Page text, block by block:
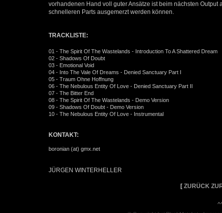
vorhandenen Hand voll guter Ansätze ist beim nächsten
schnelleren Parts ausgemerzt werden können.
TRACKLISTE:
01 - The Spirit Of The Wastelands - Introduction To A Shattered Dream
02 - Shadows Of Doubt
03 - Emotional Void
04 - Into The Vale Of Dreams - Denied Sanctuary Part I
05 - Traum Ohne Hoffnung
06 - The Nebulous Entity Of Love - Denied Sanctuary Part II
07 - The Bitter End
08 - The Spirit Of The Wastelands - Demo Version
09 - Shadows Of Doubt - Demo Version
10 - The Nebulous Entity Of Love - Instrumental
KONTAKT:
boronian (at) gmx.net
JÜRGEN WINTERHELLER
[ ZURÜCK